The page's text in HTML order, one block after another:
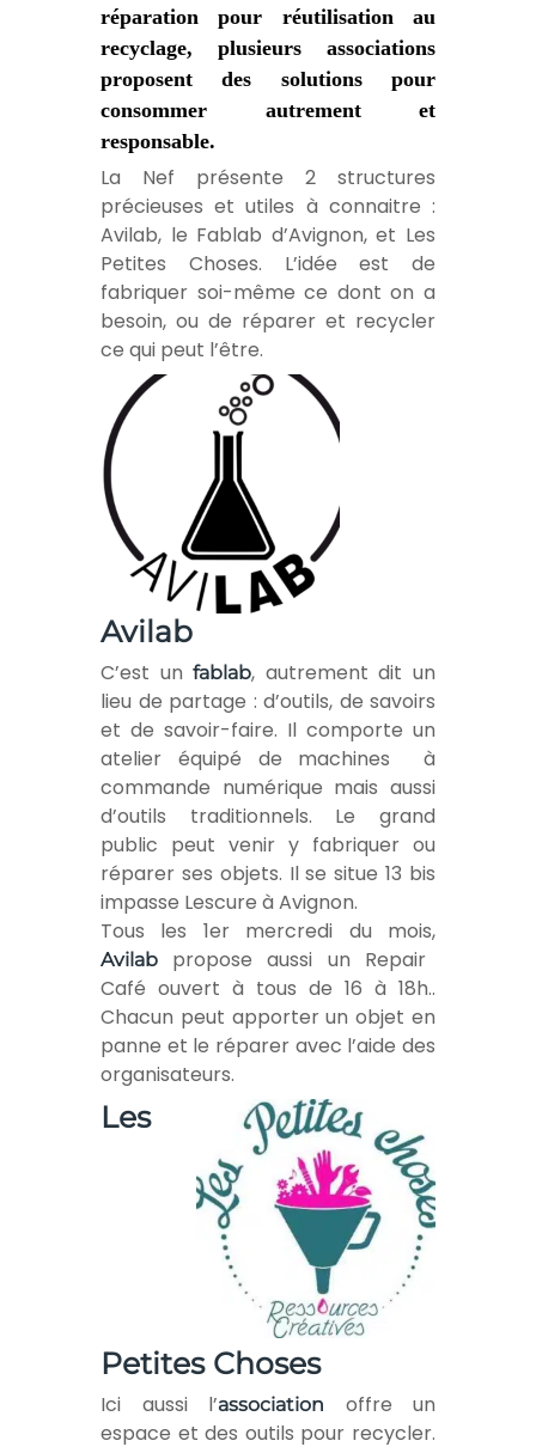
réparation pour réutilisation au
recyclage, plusieurs associations
proposent des solutions pour
consommer autrement et
responsable.
La Nef présente 2 structures
précieuses et utiles à connaitre :
Avilab, le Fablab d’Avignon, et Les
Petites Choses. L’idée est de
fabriquer soi-même ce dont on a
besoin, ou de réparer et recycler
ce qui peut l’être.
Avilab
C’est unfablab, autrement dit un
lieu de partage : d’outils, de savoirs
et de savoir-faire. Il comporte un
atelier équipé de machines à
commande numérique mais aussi
d’outils traditionnels. Le grand
public peut venir y fabriquer ou
réparer ses objets. Il se situe 13 bis
impasse Lescure à Avignon.
Tous les 1er mercredi du mois,
Avilab
propose aussi un Repair
Café ouvert à tous de 16 à 18h..
Chacun peut apporter un objet en
panne et le réparer avec l’aide des
organisateurs.
Les
Petites Choses
Ici aussi l’association
offre un
espace et des outils pour recycler.